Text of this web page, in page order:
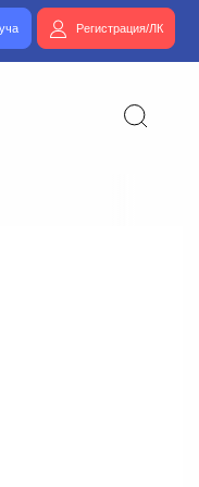
Регистрация/ЛК